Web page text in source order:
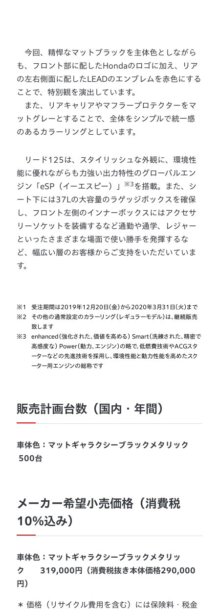
今回、精悍なマットブラックを主体色としながら
も、フロント部に配したHondaのロゴに加え、リア
の左右側面に配したLEADのエンブレムを赤色にする
ことで、特別観を演出しています。
また、リアキャリアやマフラープロテクターをマ
ットグレーとすることで、全体をシンプルで統一感
のあるカラーリングとしています。
リード125は、スタイリッシュな外観に、環境性
能に優れながらも力強い出力特性のグローバルエン
ジン「eSP（イーエスピー）」
※3 を搭載。また、シ
ート下には37Lの大容量のラゲッジボックスを確保
し、フロント左側のインナーボックスにはアクセサ
リーソケットを装備するなど通勤や通学、レジャー
といったさまざまな場面で使い勝手を発揮するな
ど、幅広い層のお客様からご支持をいただいていま
す。
※1
受注期間は2019年12月20日（金）から2020年3月31日（火）まで
※2
その他の通常設定のカラーリング（レギュラーモデル）は、継続販売
致します
※3
enhanced（強化された、価値を高める） Smart（洗練された、精密で
高感度な） Power（動力、エンジン）の略で、低燃費技術やACGスタ
ーターなどの先進技術を採用し、環境性能と動力性能を高めたスク
ーター用エンジンの総称です
販売計画台数（国内・年間）
車体色：マットギャラクシーブラックメタリック
500台
メーカー希望小売価格（消費税
10％込み）
車体色：マットギャラクシーブラックメタリッ
ク 319,000円（消費税抜き本体価格290,000
円）
＊ 価格（リサイクル費用を含む）には保険料・税金